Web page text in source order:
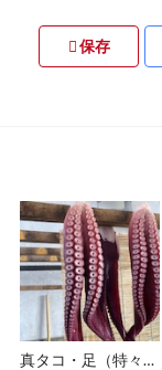
保存
真タコ・足（特々